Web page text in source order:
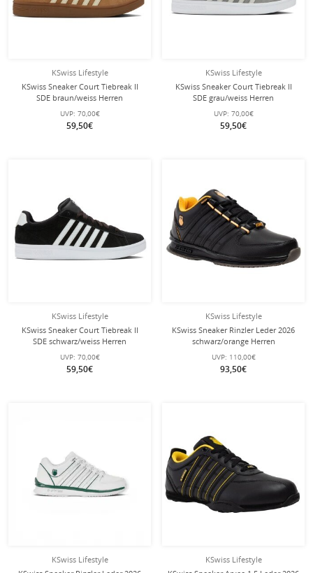
KSwiss Lifestyle
KSwiss Sneaker Court Tiebreak II
SDE braun/weiss Herren
UVP: 70,00€
59,50€
KSwiss Lifestyle
KSwiss Sneaker Court Tiebreak II
SDE grau/weiss Herren
UVP: 70,00€
59,50€
KSwiss Lifestyle
KSwiss Sneaker Court Tiebreak II
SDE schwarz/weiss Herren
UVP: 70,00€
59,50€
KSwiss Lifestyle
KSwiss Sneaker Rinzler Leder 2026
schwarz/orange Herren
UVP: 110,00€
93,50€
KSwiss Lifestyle
KSwiss Lifestyle